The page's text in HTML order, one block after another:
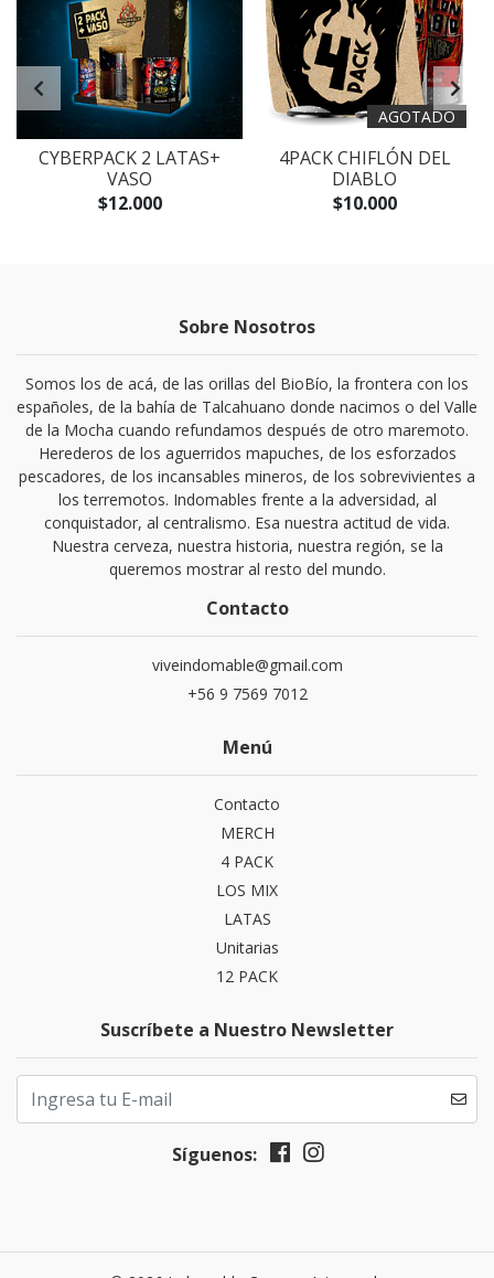
CYBERPACK 2 LATAS+
VASO
$12.000
AGOTADO
4PACK CHIFLÓN DEL
DIABLO
$10.000
Sobre Nosotros
Somos los de acá, de las orillas del BioBío, la frontera con los
españoles, de la bahía de Talcahuano donde nacimos o del Valle
de la Mocha cuando refundamos después de otro maremoto.
Herederos de los aguerridos mapuches, de los esforzados
pescadores, de los incansables mineros, de los sobrevivientes a
los terremotos. Indomables frente a la adversidad, al
conquistador, al centralismo. Esa nuestra actitud de vida.
Nuestra cerveza, nuestra historia, nuestra región, se la
queremos mostrar al resto del mundo.
Contacto
viveindomable@gmail.com
+56 9 7569 7012
Menú
Contacto
MERCH
4 PACK
LOS MIX
LATAS
Unitarias
12 PACK
Suscríbete a Nuestro Newsletter
Síguenos: